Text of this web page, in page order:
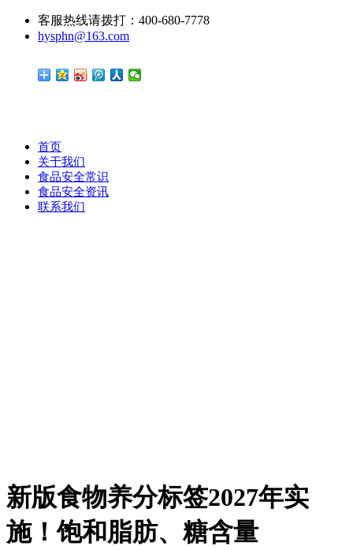
客服热线请拨打：400-680-7778
hysphn@163.com
首页
关于我们
食品安全常识
食品安全资讯
联系我们
新版食物养分标签2027年实
施！饱和脂肪、糖含量